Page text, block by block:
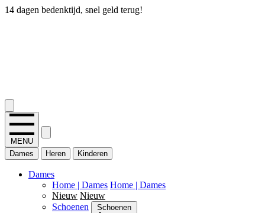
14 dagen bedenktijd, snel geld terug!
MENU
Dames
Heren Kinderen
Dames
Home | Dames Home | Dames
Nieuw Nieuw
Schoenen
Schoenen